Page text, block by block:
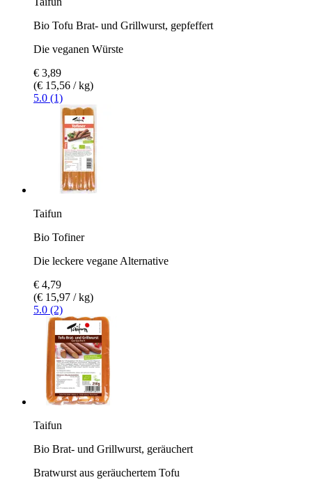
Bio Tofu Brat- und Grillwurst, gepfeffert
Die veganen Würste
€ 3,89
(€ 15,56 / kg)
5.0 (1)
Taifun
Bio Tofiner
Die leckere vegane Alternative
€ 4,79
(€ 15,97 / kg)
5.0 (2)
Taifun
Bio Brat- und Grillwurst, geräuchert
Bratwurst aus geräuchertem Tofu